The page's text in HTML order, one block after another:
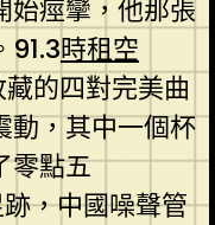
始痙攣，他那張
91.3時租空
的四對完美曲
動，其中一個杯
零點五
，中國噪聲管